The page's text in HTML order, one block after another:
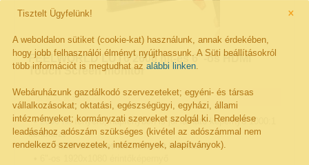
×
Tisztelt Ügyfelünk!
A weboldalon sütiket (cookie-kat) használunk, annak érdekében,
hogy jobb felhasználói élményt nyújthassunk. A Süti beállításokról
több információt is megtudhat az alábbi linken.
Webáruházunk gazdálkodó szervezeteket; egyéni- és társas
vállalkozásokat; oktatási, egészségügyi, egyházi, állami
intézményeket; kormányzati szerveket szolgál ki. Rendelése
leadásához adószám szükséges (kivétel az adószámmal nem
rendelkező szervezetek, intézmények, alapítványok).
FEELWORLD LUT6 2600 nit-es 6"-os HDMI
Touch Screen monitor
•2600 nitfényerő, napfényben is jól látható képernyő 1000:1
kontraszt
• 4K HDMI bemenet továbbfűzött kimenettel